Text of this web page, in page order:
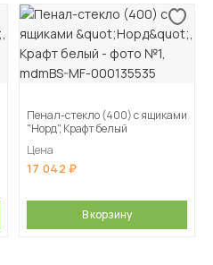
Пенал-стекло (400) с ящиками
"Норд", Крафт белый
Цена
17 042
В корзину